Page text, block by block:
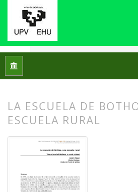
Inicio Núm. 20 (2018):
LA ESCUELA DE
ESCUELA RURAL